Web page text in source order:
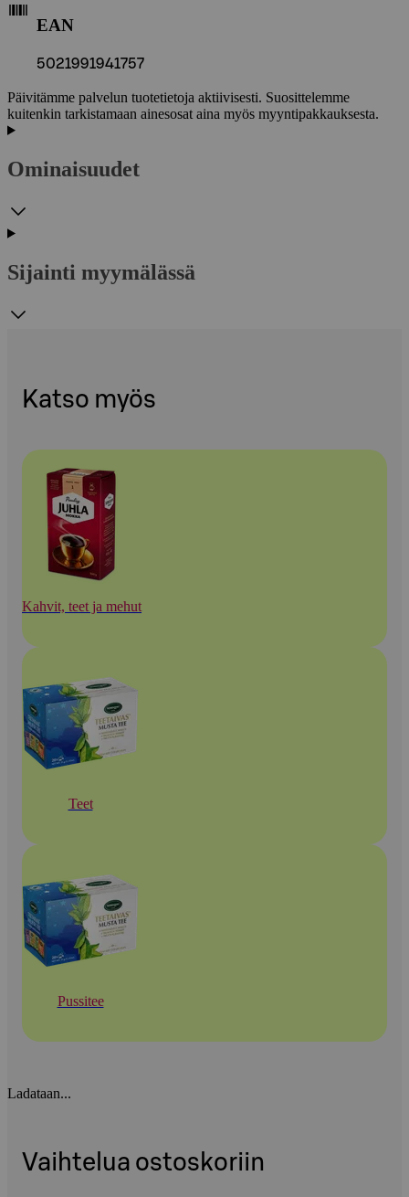
EAN
5021991941757
Päivitämme palvelun tuotetietoja aktiivisesti. Suosittelemme
kuitenkin tarkistamaan ainesosat aina myös myyntipakkauksesta.
Ominaisuudet
Sijainti myymälässä
Katso myös
Kahvit, teet ja mehut
Teet
Pussitee
Ladataan...
Vaihtelua ostoskoriin